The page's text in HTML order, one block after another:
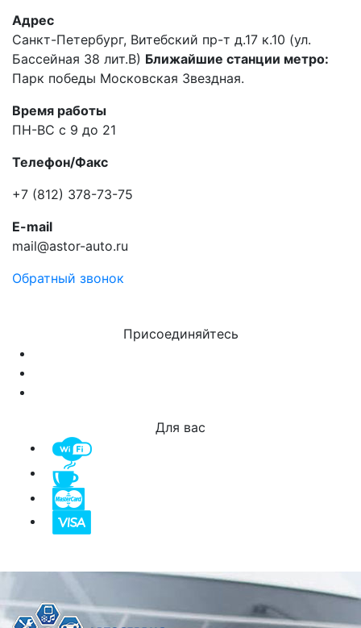
Адрес
Санкт-Петербург, Витебский пр-т д.17 к.10 (ул.
Бассейная 38 лит.В) Ближайшие станции метро:
Парк победы Московская Звездная.
Время работы
ПН-ВС с 9 до 21
Телефон/Факс
+7 (812) 378-73-75
E-mail
mail@astor-auto.ru
Обратный звонок
Присоединяйтесь
Для вас